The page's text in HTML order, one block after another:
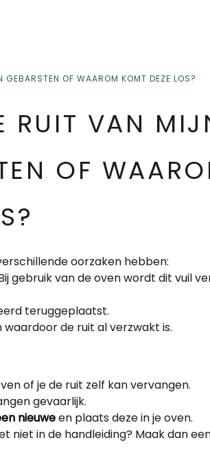
OF WAAROM KOMT DEZE LOS?
RUIT VAN
OF
oorzaken hebben:
gebruik van de oven wordt dit vuil
teruggeplaatst.
de ruit al verzwakt is.
of je de ruit zelf kan vervangen.
gevaarlijk.
nieuween plaats deze in je oven.
niet in de handleiding? Maak dan